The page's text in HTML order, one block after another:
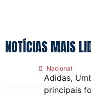
NOTÍCIAS MAIS
Nacional
Adidas,
principais